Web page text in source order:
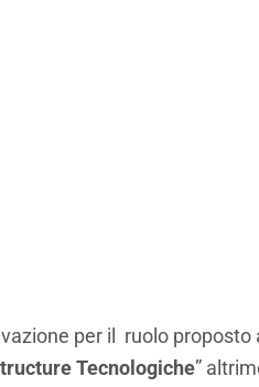
per il ruolo proposto
Tecnologiche”